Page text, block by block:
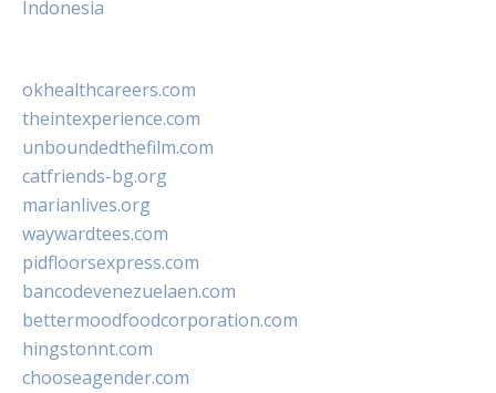
Indonesia
okhealthcareers.com
theintexperience.com
unboundedthefilm.com
catfriends-bg.org
marianlives.org
waywardtees.com
pidfloorsexpress.com
bancodevenezuelaen.com
bettermoodfoodcorporation.com
hingstonnt.com
chooseagender.com